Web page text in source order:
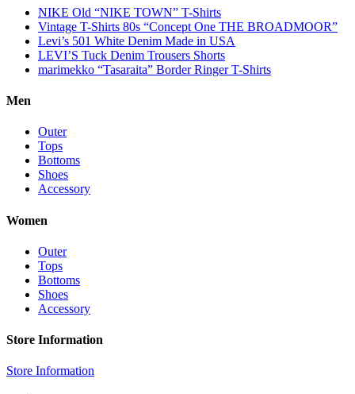
NIKE Old “NIKE TOWN” T-Shirts
Vintage T-Shirts 80s “Concept One THE BROADMOOR”
Levi’s 501 White Denim Made in USA
LEVI’S Tuck Denim Trousers Shorts
marimekko “Tasaraita” Border Ringer T-Shirts
Men
Outer
Tops
Bottoms
Shoes
Accessory
Women
Outer
Tops
Bottoms
Shoes
Accessory
Store Information
Store Information